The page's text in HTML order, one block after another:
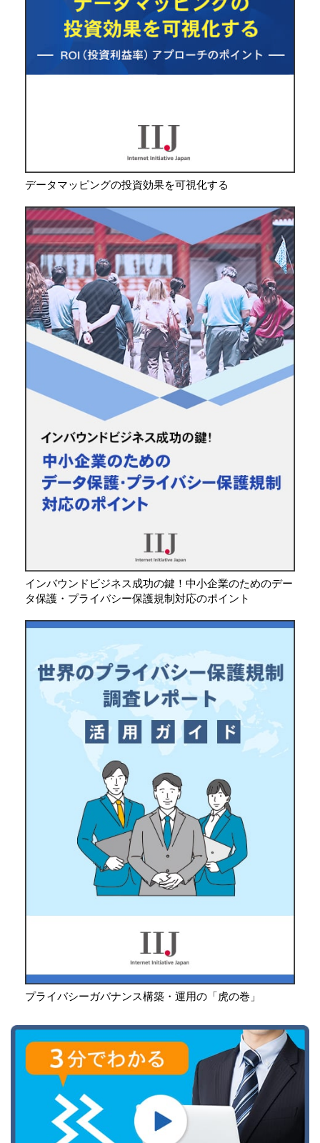
データマッピングの投資効果を可視化する
インバウンドビジネス成功の鍵！中小企業のためのデー
タ保護・プライバシー保護規制対応のポイント
プライバシーガバナンス構築・運用の「虎の巻」